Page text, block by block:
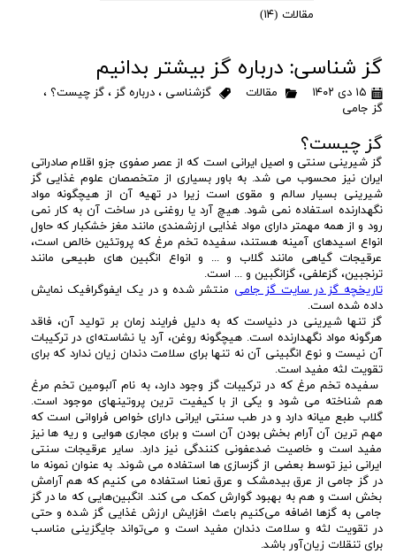
گز شناسی: درباره گز بیشتر بدانیم
۱۵ دی ۱۴۰۲ مقالات گزشناسی ،درباره گز ،گز چیست؟ ،
گز جامی
گز چیست؟
گز شیرینی سنتی و اصیل ایرانی است که از عصر صفوی جزو اقلام صادراتی
ایران نیز محسوب می شد. به باور بسیاری از متخصصان علوم غذایی گز
شیرینی بسیار سالم و مقوی است زیرا در تهیه آن از هیچگونه مواد
نگهدارنده استفاده نمی شود. هیچ آرد یا روغنی در ساخت آن به کار نمی
رود و از همه مهمتر دارای مواد غذایی ارزشمندی مانند مغز خشکبار که حاول
انواع اسیدهای آمینه هستند، سفیده تخم مرغ که پروتئین خالص است،
عرقیجات گیاهی مانند گلاب و ... و انواع انگبین های طبیعی مانند
ترنجبین، گزعلفی، گزانگبین و ... است.
تاریخچه گز در سایت گز جامی منتشر شده و در یک ایفوگرافیک نمایش
داده شده است.
گز تنها شیرینی در دنیاست که به دلیل فرایند زمان بر تولید آن، فاقد
هرگونه مواد نگهدارنده است. هیچگونه روغن، آرد یا نشاسته‌ای در ترکیبات
آن نیست و نوع انگبینی آن نه تنها برای سلامت دندان زیان ندارد که برای
تقویت لثه مفید است.
سفیده تخم مرغ که در ترکیبات گز وجود دارد، به نام آلبومین تخم مرغ
هم شناخته می شود و یکی از با کیفیت ترین پروتینهای موجود است.
گلاب طبع میانه دارد و در طب سنتی ایرانی دارای خواص فراوانی است که
مهم ترین آن آرام بخش بودن آن است و برای مجاری هوایی و ریه ها نیز
مفید است و خاصیت ضدعفونی کنندگی نیز دارد. سایر عرقیجات سنتی
ایرانی نیز توسط بعضی از گزسازی ها استفاده می شوند. به عنوان نمونه ما
در گز جامی از عرق بیدمشک و عرق نعنا استفاده می کنیم که هم آرامش
بخش است و هم به بهبود گوارش کمک می کند. انگبین‌هایی که ما در گز
جامی به گزها اضافه می‌کنیم باعث افزایش ارزش غذایی گز شده و حتی
در تقویت لثه و سلامت دندان مفید است و می‌تواند جایگزینی مناسب
برای تنقلات زیان‌آور باشد.
مقالات (۱۴)